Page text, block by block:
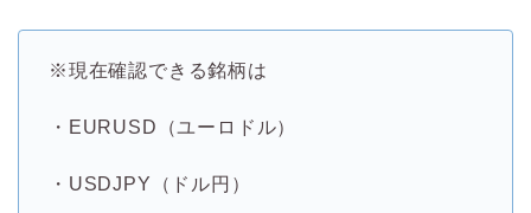
※現在確認できる銘柄は
・EURUSD（ユーロドル）
・USDJPY（ドル円）